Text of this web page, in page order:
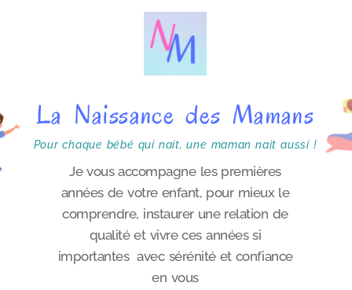
e
La Naissance des Mamans
Pour chaque bébé qui nait, une maman nait aussi !
Je vous accompagne les premières
années de votre enfant, pour mieux le
comprendre, instaurer une relation de
qualité et vivre ces années si
importantes avec sérénité et confiance
en vous